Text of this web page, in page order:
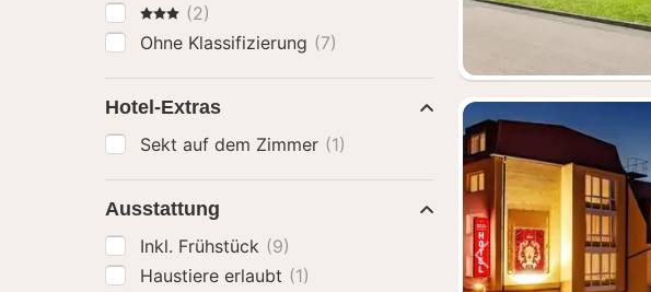
Vorheriges Bild
3 Sterne
(2)
Ohne Klassifizierung (7)
Hotel-Extras
Sekt auf dem Zimmer (1)
Ausstattung
Inkl. Frühstück (9)
Haustiere erlaubt (1)